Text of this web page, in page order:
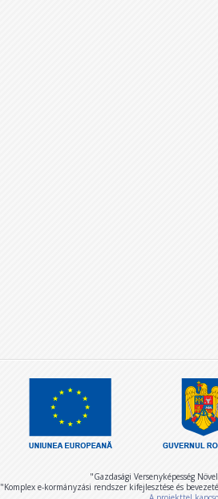
"Gazdasági Versenyképesség
"Komplex e-kormányzási rendszer kifejlesztése és